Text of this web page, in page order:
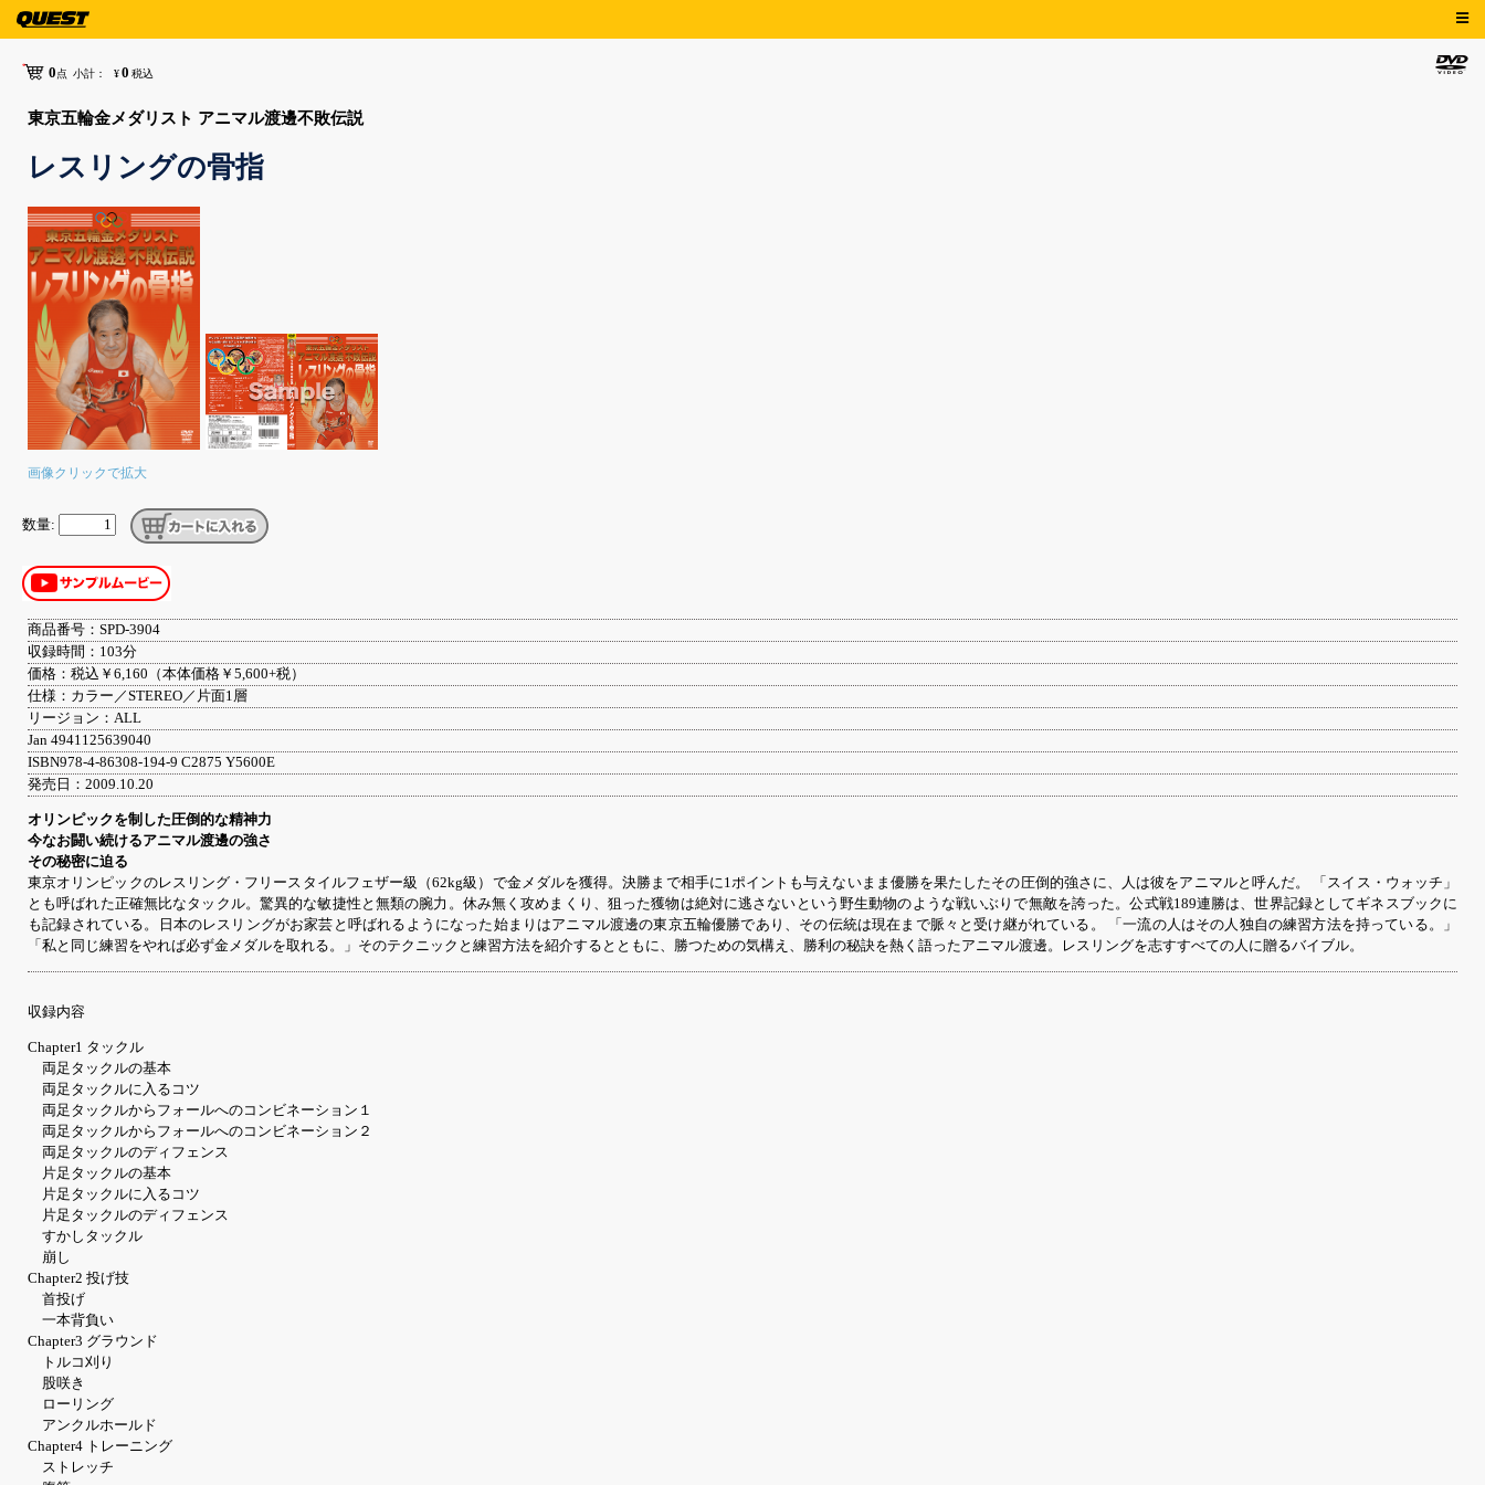
0点 小計： ¥0 税込
東京五輪金メダリスト アニマル渡邊不敗伝説
レスリングの骨指
画像クリックで拡大
数量:
商品番号：SPD-3904
収録時間：103分
価格：税込￥6,160（本体価格￥5,600+税）
仕様：カラー／STEREO／片面1層
リージョン：ALL
Jan 4941125639040
ISBN978-4-86308-194-9 C2875 Y5600E
発売日：2009.10.20
オリンピックを制した圧倒的な精神力
今なお闘い続けるアニマル渡邊の強さ
その秘密に迫る
東京オリンピックのレスリング・フリースタイルフェザー級（62kg級）で金メダルを獲得。決勝まで相手に1ポイントも与えないまま優勝を果たしたその圧倒的強さに、人は彼をアニマルと呼んだ。 「スイス・ウォッチ」
とも呼ばれた正確無比なタックル。驚異的な敏捷性と無類の腕力。休み無く攻めまくり、狙った獲物は絶対に逃さないという野生動物のような戦いぶりで無敵を誇った。公式戦189連勝は、世界記録としてギネスブックに
も記録されている。日本のレスリングがお家芸と呼ばれるようになった始まりはアニマル渡邊の東京五輪優勝であり、その伝統は現在まで脈々と受け継がれている。 「一流の人はその人独自の練習方法を持っている。」
「私と同じ練習をやれば必ず金メダルを取れる。」そのテクニックと練習方法を紹介するとともに、勝つための気構え、勝利の秘訣を熱く語ったアニマル渡邊。レスリングを志すすべての人に贈るバイブル。
収録内容
Chapter1 タックル
両足タックルの基本
両足タックルに入るコツ
両足タックルからフォールへのコンビネーション１
両足タックルからフォールへのコンビネーション２
両足タックルのディフェンス
片足タックルの基本
片足タックルに入るコツ
片足タックルのディフェンス
すかしタックル
崩し
Chapter2 投げ技
首投げ
一本背負い
Chapter3 グラウンド
トルコ刈り
股咲き
ローリング
アンクルホールド
Chapter4 トレーニング
ストレッチ